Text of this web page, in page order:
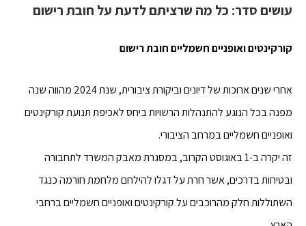
עושים סדר: כל מה שרציתם לדעת על חובת רישום
קורקינטים ואופניים חשמליים חובת רישום
אחרי שנים ארוכות של דיונים וביקורת ציבורית, שנת 2024 מהווה שנה
מפנה בכל הנוגע להתנהלות הרשויות ביחס לאכיפת תנועת קורקינטים
ואופניים חשמליים במרחב הציבורי.
זה יקרה ב-1 באוגוסט הקרוב, במסגרת מאבק המשרד לתחבורה
ובטיחות בדרכים, אשר חרת על דגלו להילחם מלחמת חורמה כנגד
השתוללות חלק מהרוכבים על קורקינטים ואופניים חשמליים ברחבי